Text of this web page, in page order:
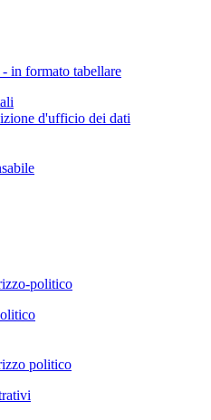
in formato tabellare
d'ufficio dei dati
politico
politico